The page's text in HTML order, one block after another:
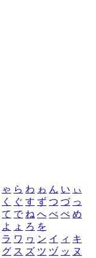
ゃ ら わ ゎ ん い ぃ
く ぐ す ず つ づ っ
て で ね へ べ ぺ め
よ ょ ろ を
ラ ワ ヮ ン イ ィ キ
グ ス ズ ツ ヅ ッ ヌ